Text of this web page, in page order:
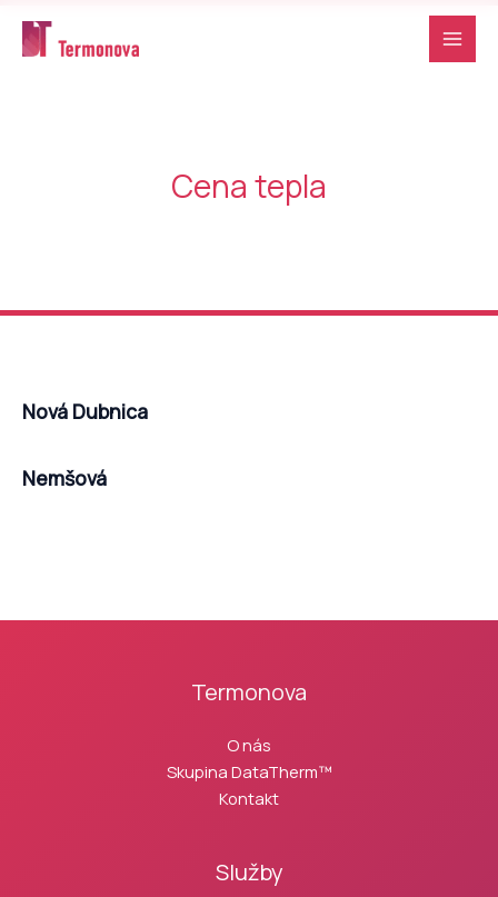
Cena tepla
Nová Dubnica
Nemšová
Termonova
O nás
Skupina DataTherm™
Kontakt
Služby